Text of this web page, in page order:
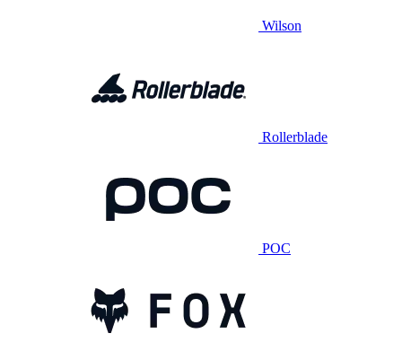
Wilson
Rollerblade
POC